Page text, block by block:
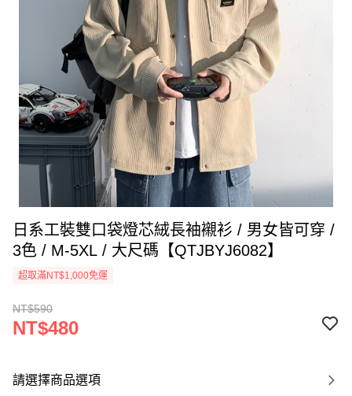
日系工裝雙口袋燈芯絨長袖襯衫 / 男女皆可穿 /
3色 / M-5XL / 大尺碼【QTJBYJ6082】
超取滿NT$1,000免運
NT$590
NT$480
請選擇商品選項